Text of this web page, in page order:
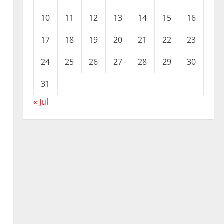
10
11 12 13 14 15
16
17
18 19 20 21 22
23
24
25 26 27 28 29
30
31
« Jul